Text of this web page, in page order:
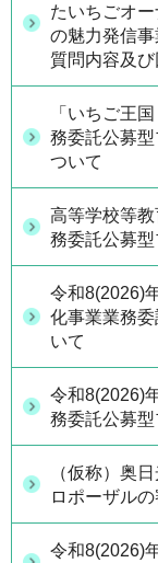
たいちごオ
の魅力発信
質問内容及
「いちご王
務委託公募
ついて
高等学校等
務委託公募
令和8(2026)
化事業業務
いて
令和8(2026)
務委託公募
（仮称）奥
ロポーザル
令和8(2026)